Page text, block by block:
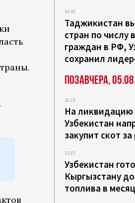
10:45
Таджикистан
стран по числу
граждан в РФ,
сохранил
Позавчера,
16:23
На
Узбекистан
закупит скот
15:23
Узбекистан
Кыргызстану
топлива в месяц